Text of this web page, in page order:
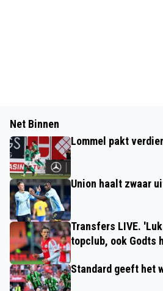
Net Binnen
Lommel pakt
Union haalt zwaar
Transfers LIVE.
topclub, ook Godts
Standard geeft het